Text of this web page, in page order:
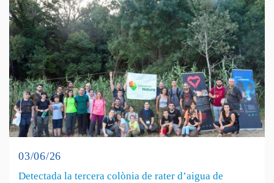
03/06/26
Detectada la tercera colònia de rater d’aigua de